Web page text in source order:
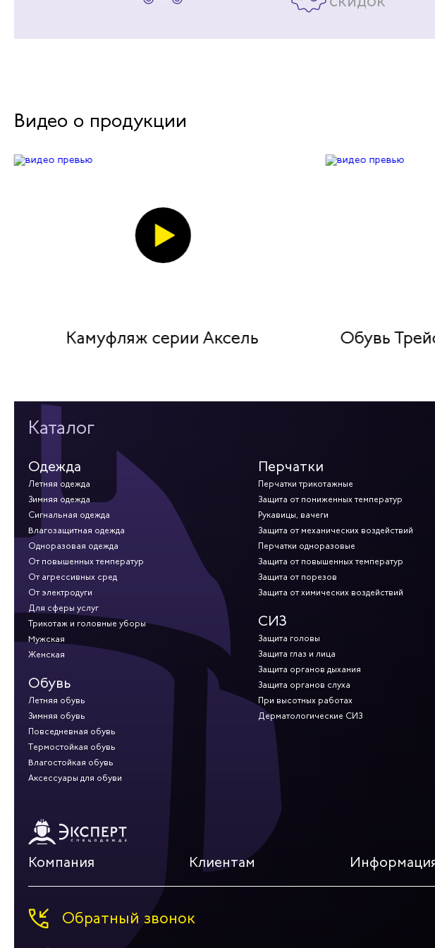
Видео о продукции
Камуфляж серии Аксель Обувь
Каталог
Одежда
Летняя одежда
Зимняя одежда
Сигнальная одежда
Влагозащитная одежда
Одноразовая одежда
От повышенных температур
От агрессивных сред
От электродуги
Для сферы услуг
Трикотаж и головные уборы
Мужская
Женская
Обувь
Летняя обувь
Зимняя обувь
Повседневная обувь
Термостойкая обувь
Влагостойкая обувь
Аксессуары для обуви
Перчатки
Перчатки трикотажные
Защита от пониженных температур
Рукавицы, вачеги
Защита от механических воздействий
Перчатки одноразовые
Защита от повышенных температур
Защита от порезов
Защита от химических воздействий
СИЗ
Защита головы
Защита глаз и лица
Защита органов дыхания
Защита органов слуха
При высотных работах
Дерматологические СИЗ
Компания Клиентам
Обратный звонок